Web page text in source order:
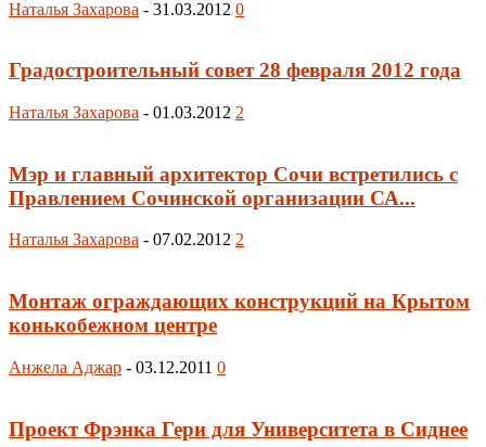
Наталья Захарова - 31.03.2012 0
Градостроительный совет 28 февраля 2012 года
Наталья Захарова - 01.03.2012 2
Мэр и главный архитектор Сочи встретились с
Правлением Сочинской организации СА...
Наталья Захарова - 07.02.2012 2
Монтаж ограждающих конструкций на Крытом
конькобежном центре
Анжела Аджар - 03.12.2011 0
Проект Фрэнка Гери для Университета в Сиднее